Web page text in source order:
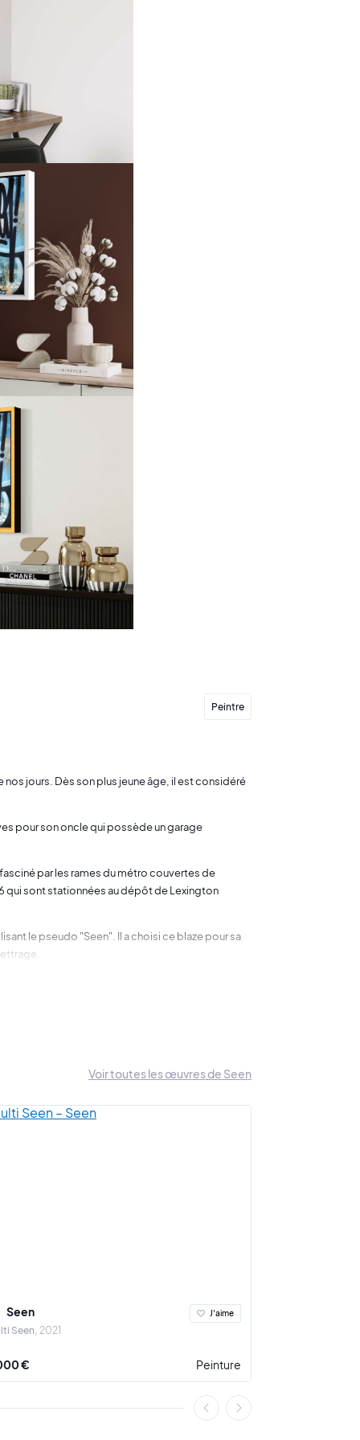
Peintre
nos jours. Dès son plus jeune âge, il est considéré
pour son oncle qui possède un garage
par les rames du métro couvertes de
qui sont stationnées au dépôt de Lexington
le pseudo "Seen". Il a choisi ce blaze pour sa
de poser ses peintures sur des métros. Au
années 1980.
sur la plateforme Art Shortlist.
Voir toutes les œuvres de Seen
Seen
Seen 2021
J'aime
€ Peinture